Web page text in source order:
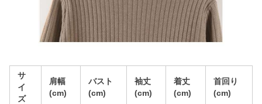
サ
イ
ズ
肩幅
(cm)
バスト
(cm)
袖丈
(cm)
着丈
(cm)
首回り
(cm)